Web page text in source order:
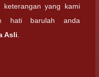
yang kami
hati barulah anda
Asli